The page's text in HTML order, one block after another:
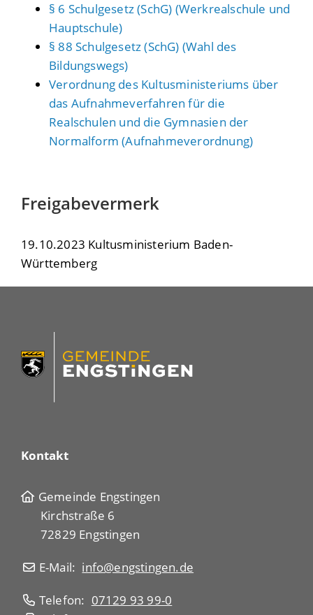
§ 6 Schulgesetz (SchG) (Werkrealschule und
Hauptschule)
§ 88 Schulgesetz (SchG) (Wahl des
Bildungswegs)
Verordnung des Kultusministeriums über
das Aufnahmeverfahren für die
Realschulen und die Gymnasien der
Normalform (Aufnahmeverordnung)
Freigabevermerk
19.10.2023 Kultusministerium Baden-
Württemberg
Kontakt
Gemeinde Engstingen
Kirchstraße 6
72829 Engstingen
E-Mail: info@engstingen.de
Telefon: 07129 93 99-0